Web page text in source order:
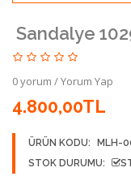
Sandalye
0 yorum /Yorum Yap
4.800,00TL
ÜRÜN KODU:
MLH-
STOK DURUMU: